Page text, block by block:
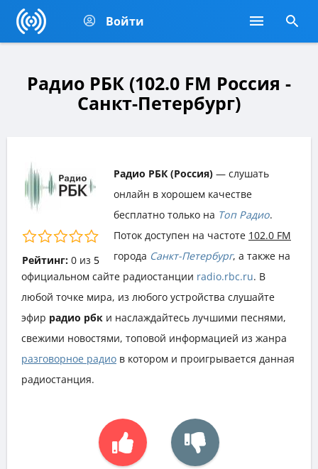
Войти
Радио РБК (102.0 FM Россия -
Санкт-Петербург)
Рейтинг: 0из 5
Радио РБК (Россия) — слушать
онлайн в хорошем качестве
бесплатно только на Топ Радио.
Поток доступен на частоте 102.0 FM
города Санкт-Петербург, а также на
официальном сайте радиостанции radio.rbc.ru. В
любой точке мира, из любого устройства слушайте
эфир радио рбк и наслаждайтесь лучшими песнями,
свежими новостями, топовой информацией из жанра
разговорное радио в котором и проигрывается данная
радиостанция.